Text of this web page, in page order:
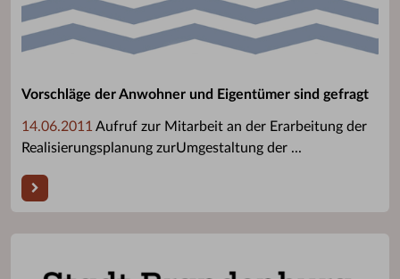
Vorschläge der Anwohner und Eigentümer sind gefragt
14.06.2011 Aufruf zur Mitarbeit an der Erarbeitung der
Realisierungsplanung zurUmgestaltung der ...